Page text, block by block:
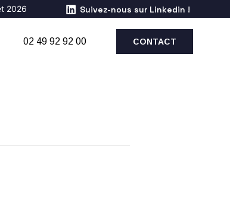
2026 Suivez-nous sur Linkedin !
02 49 92 92 00 CONTACT